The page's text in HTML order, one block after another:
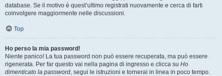
database. Se il motivo è quest’ultimo registrati nuovamente e cerca di farti
coinvolgere maggiormente nelle discussioni.
Top
Ho perso la mia password!
Niente panico! La tua password non può essere recuperata, ma può essere
rigenerata. Per far questo vai nella pagina di ingresso e clicca su Ho
dimenticato la password, segui le istruzioni e tornerai in linea in poco tempo.